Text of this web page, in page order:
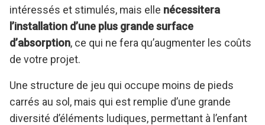
intéressés et stimulés, mais elle nécessitera
l’installation d’une plus grande surface
d’absorption, ce qui ne fera qu’augmenter les coûts
de votre projet.
Une structure de jeu qui occupe moins de pieds
carrés au sol, mais qui est remplie d’une grande
diversité d’éléments ludiques, permettant à l’enfant